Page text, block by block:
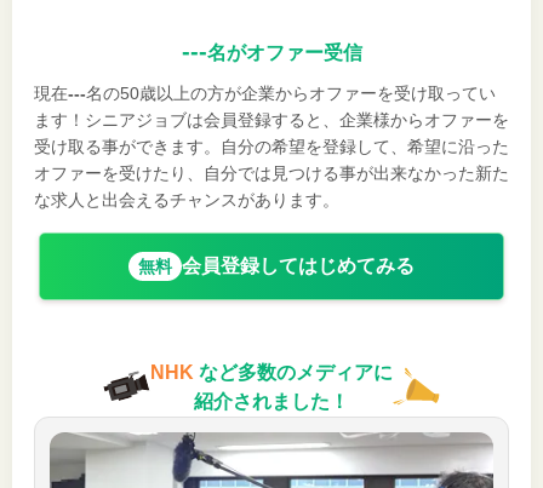
---名がオファー受信
現在---名の50歳以上の方が企業からオファーを受け取ってい
ます！シニアジョブは会員登録すると、企業様からオファーを
受け取る事ができます。自分の希望を登録して、希望に沿った
オファーを受けたり、自分では見つける事が出来なかった新た
な求人と出会えるチャンスがあります。
無料 会員登録してはじめてみる
NHK など多数のメディアに
紹介されました！